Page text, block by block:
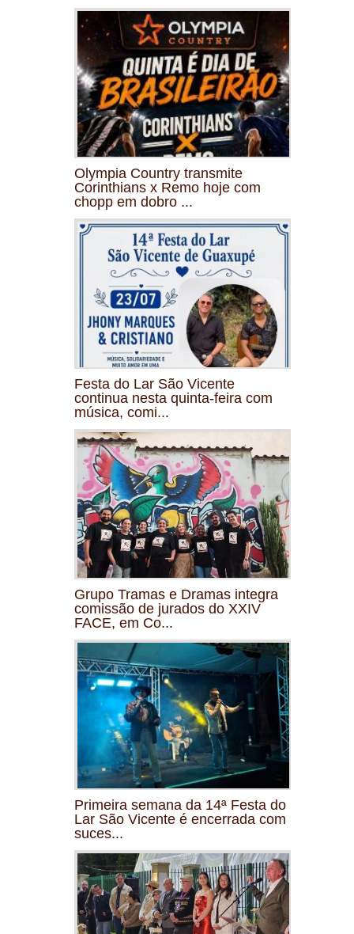
Olympia Country transmite
Corinthians x Remo hoje com
chopp em dobro ...
Festa do Lar São Vicente
continua nesta quinta-feira com
música, comi...
Grupo Tramas e Dramas integra
comissão de jurados do XXIV
FACE, em Co...
Primeira semana da 14ª Festa do
Lar São Vicente é encerrada com
suces...